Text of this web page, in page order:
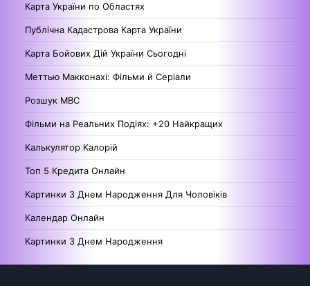
Карта України по Областях
Публічна Кадастрова Карта України
Карта Бойових Дій України Сьогодні
Меттью Макконахі: Фільми й Серіали
Розшук МВС
Фільми на Реальних Подіях: +20 Найкращих
Калькулятор Калорій
Топ 5 Кредита Онлайн
Картинки З Днем Народження Для Чоловіків
Календар Онлайн
Картинки З Днем Народження